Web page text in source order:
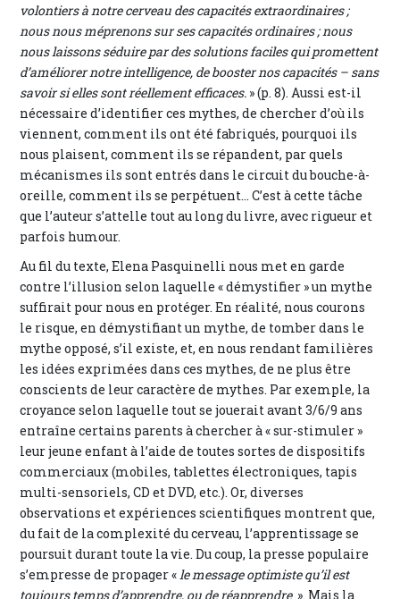
volontiers à notre cerveau des capacités extraordinaires ;
nous nous méprenons sur ses capacités ordinaires ; nous
nous laissons séduire par des solutions faciles qui promettent
d’améliorer notre intelligence, de booster nos capacités – sans
savoir si elles sont réellement efficaces. » (p. 8). Aussi est-il
nécessaire d’identifier ces mythes, de chercher d’où ils
viennent, comment ils ont été fabriqués, pourquoi ils
nous plaisent, comment ils se répandent, par quels
mécanismes ils sont entrés dans le circuit du bouche-à-
oreille, comment ils se perpétuent… C’est à cette tâche
que l’auteur s’attelle tout au long du livre, avec rigueur et
parfois humour.
Au fil du texte, Elena Pasquinelli nous met en garde
contre l’illusion selon laquelle « démystifier » un mythe
suffirait pour nous en protéger. En réalité, nous courons
le risque, en démystifiant un mythe, de tomber dans le
mythe opposé, s’il existe, et, en nous rendant familières
les idées exprimées dans ces mythes, de ne plus être
conscients de leur caractère de mythes. Par exemple, la
croyance selon laquelle tout se jouerait avant 3/6/9 ans
entraîne certains parents à chercher à « sur-stimuler »
leur jeune enfant à l’aide de toutes sortes de dispositifs
commerciaux (mobiles, tablettes électroniques, tapis
multi-sensoriels, CD et DVD, etc.). Or, diverses
observations et expériences scientifiques montrent que,
du fait de la complexité du cerveau, l’apprentissage se
poursuit durant toute la vie. Du coup, la presse populaire
s’empresse de propager « le message optimiste qu’il est
toujours temps d’apprendre, ou de réapprendre ». Mais la